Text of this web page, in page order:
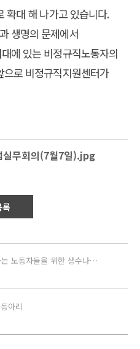
확대 해 나가고 있습니다.
생명의 문제에서
에 있는 비정규직노동자의
로 비정규직지원센터가
실무회의(7월7일).jpg
록
폭염에도 옥외노동을 해야하는 노동자들을 위한 생수나눔 캠페인 진행 했습니다!
아리